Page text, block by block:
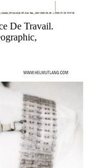
De Travail.